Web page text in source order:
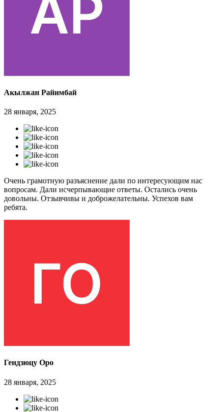
Акылжан Райимбай
28 января, 2025
Очень грамотную разъяснение дали по интересующим нас
вопросам. Дали исчерпывающие ответы. Остались очень
довольны. Отзывчивы и доброжелательны. Успехов вам
ребята.
Гендзюцу Оро
28 января, 2025